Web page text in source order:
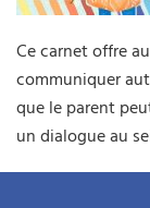
Ce carnet offre
communiquer
que le parent
un dialogue au